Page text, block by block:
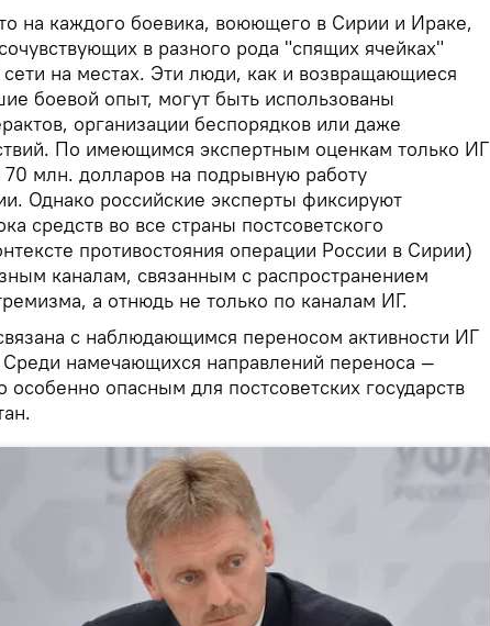
на каждого боевика, воюющего в Сирии и Ираке,
в разного рода "спящих ячейках"
сети на местах. Эти люди, как и возвращающиеся
боевой опыт, могут быть использованы
организации беспорядков или даже
По имеющимся экспертным оценкам только ИГ
млн. долларов на подрывную работу
Однако российские эксперты фиксируют
средств во все страны постсоветского
противостояния операции России в Сирии)
каналам, связанным с распространением
а отнюдь не только по каналам ИГ.
с наблюдающимся переносом активности ИГ
намечающихся направлений переноса —
опасным для постсоветских государств